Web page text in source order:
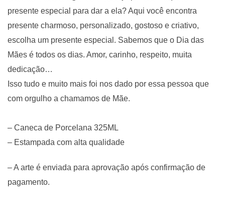
presente especial para dar a ela? Aqui você encontra
presente charmoso, personalizado, gostoso e criativo,
escolha um presente especial. Sabemos que o Dia das
Mães é todos os dias. Amor, carinho, respeito, muita
dedicação…
Isso tudo e muito mais foi nos dado por essa pessoa que
com orgulho a chamamos de Mãe.
– Caneca de Porcelana 325ML
– Estampada com alta qualidade
– A arte é enviada para aprovação após confirmação de
pagamento.